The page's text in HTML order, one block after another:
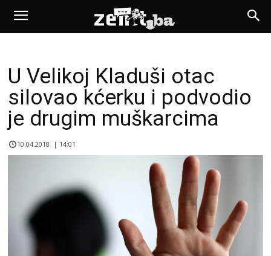
U Velikoj Kladuši otac
silovao kćerku i podvodio
je drugim muškarcima
10.04.2018. | 14:01